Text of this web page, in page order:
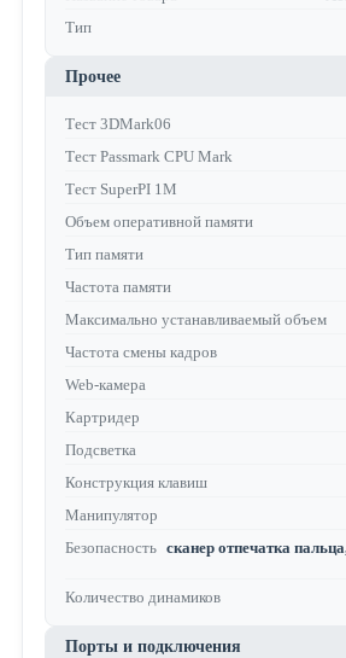
Тип
Прочее
Тест 3DMark06
Тест Passmark CPU Mark
Тест SuperPI 1M
Объем оперативной памяти
Тип памяти
Частота памяти
Максимально устанавливаемый объем
Частота смены кадров
Web-камера
Картридер
Подсветка
Конструкция клавиш
Манипулятор
Безопасность сканер отпечатка
Количество динамиков
Порты и подключения